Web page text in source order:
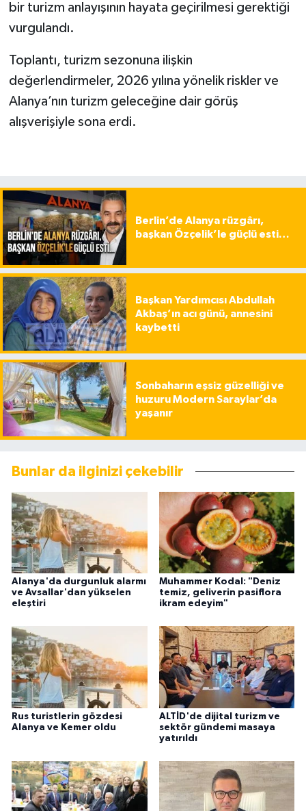
bir turizm anlayışının hayata geçirilmesi gerektiği
vurgulandı.
Toplantı, turizm sezonuna ilişkin
değerlendirmeler, 2026 yılına yönelik riskler ve
Alanya’nın turizm geleceğine dair görüş
alışverişiyle sona erdi.
Berlin’de Alanya rüzgârı,
başkan Özçelik’le güçlü esti…
Başkan Yardımcısı Abdullah
Akbaş’ın acı günü, annesini
kaybetti
Sonbaharın eşsiz güzelliği ve
huzuru Modern Saraylar’da
yaşanır
Bunlar da ilginizi çekebilir
Alanya'da durgunluk alarmı
ve Avsallar'dan yükselen
eleştiri
Muhammer Kodal: "Deniz
temiz, geliverin pasiflora
ikram edeyim"
Rus turistlerin gözdesi
Alanya ve Kemer oldu
ALTİD'de dijital turizm ve
sektör gündemi masaya
yatırıldı